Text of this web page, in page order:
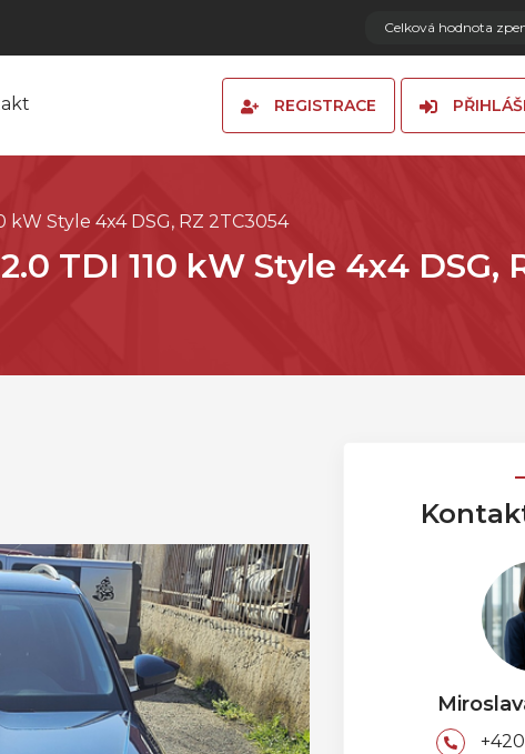
Celková hodnota
REGISTRACE
kW Style 4x4 DSG, RZ 2TC3054
TDI 110 kW Style 4x4 DSG,